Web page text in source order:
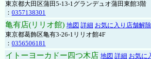
東京都大田区蒲田5-13-1グランデュオ蒲田東館3階
： 0357138301
亀有店(リリオ館) 地図 詳細 お気に入り店舗解除
東京都葛飾区亀有3-26-1リリオ館4F
： 0356506181
イトーヨーカドー四つ木店 地図 詳細 お気に